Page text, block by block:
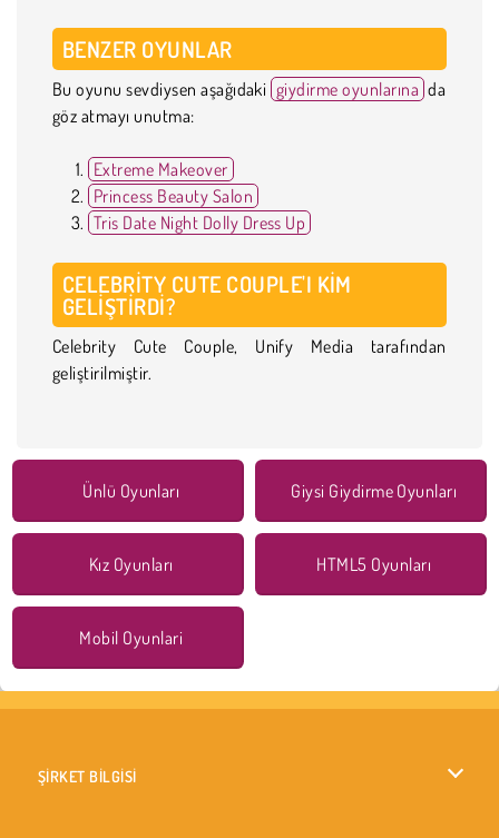
BENZER OYUNLAR
Bu oyunu sevdiysen aşağıdaki giydirme oyunlarına da
göz atmayı unutma:
Extreme Makeover
Princess Beauty Salon
Tris Date Night Dolly Dress Up
CELEBRITY CUTE COUPLE'I KIM
GELIŞTIRDI?
Celebrity Cute Couple, Unify Media tarafından
geliştirilmiştir.
Ünlü Oyunları Giysi Giydirme Oyunları
Kız Oyunları HTML5 Oyunları
Mobil Oyunlari
ŞİRKET BİLGİSİ